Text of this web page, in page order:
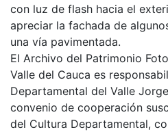
con luz de flash hacia el
apreciar la fachada de
una vía pavimentada.
El Archivo del Patrimonio
Valle del Cauca es
Departamental del Valle
convenio de cooperación
del Cultura Departamental,